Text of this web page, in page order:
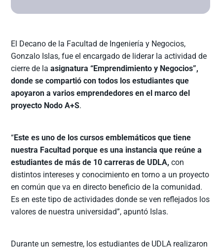
El Decano de la Facultad de Ingeniería y Negocios,
Gonzalo Islas, fue el encargado de liderar la actividad de
cierre de laasignatura “Emprendimiento y Negocios”,
donde se compartió con todos los estudiantes que
apoyaron a varios emprendedores en el marco del
proyecto Nodo A+S.
“Este es uno de los cursos emblemáticos que tiene
nuestra Facultad porque es una instancia que reúne a
estudiantes de más de 10 carreras de UDLA,con
distintos intereses y conocimiento en torno a un proyecto
en común que va en directo beneficio de la comunidad.
Es en este tipo de actividades donde se ven reflejados los
valores de nuestra universidad”, apuntó Islas.
Durante un semestre, los estudiantes de UDLA realizaron